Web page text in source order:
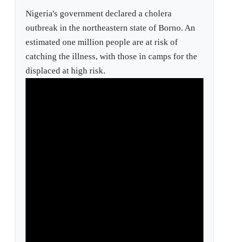
Nigeria's government declared a cholera
outbreak in the northeastern state of Borno. An
estimated one million people are at risk of
catching the illness, with those in camps for the
displaced at high risk.